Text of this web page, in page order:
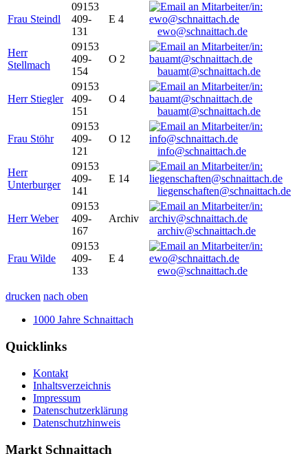
Frau Steindl
09153
409-
131
E 4
ewo@schnaittach.de
Herr
Stellmach
09153
409-
154
O 2
bauamt@schnaittach.de
Herr Stiegler
09153
409-
151
O 4
bauamt@schnaittach.de
Frau Stöhr
09153
409-
121
O 12
info@schnaittach.de
Herr
Unterburger
09153
409-
141
E 14
liegenschaften@schnaittach.de
Herr Weber
09153
409-
167
Archiv
archiv@schnaittach.de
Frau Wilde
09153
409-
133
E 4
ewo@schnaittach.de
drucken nach oben
1000 Jahre Schnaittach
Quicklinks
Kontakt
Inhaltsverzeichnis
Impressum
Datenschutzerklärung
Datenschutzhinweis
Markt Schnaittach